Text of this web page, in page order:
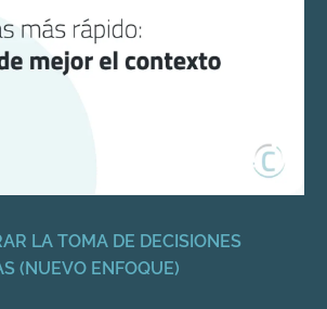
LA TOMA DE DECISIONES
(NUEVO ENFOQUE)